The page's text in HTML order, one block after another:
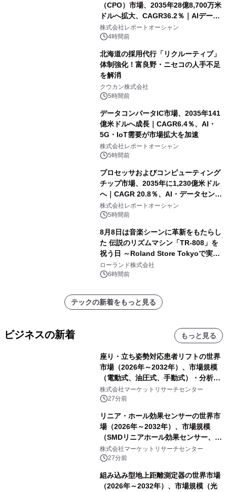
（CPO）市場、2035年28億8,700万米
ドルへ拡大、CAGR36.2％｜AIデータ
センター・高速光通信需要が成長を加
速
株式会社レポートオーシャン
4時間前
北海道の採用代行「リクルーティブ」
体制強化！富良野・ニセコの人手不足
を解消
クウカン株式会社
5時間前
データコンバータIC市場、2035年141
億米ドルへ成長｜CAGR6.4％、AI・
5G・IoT需要が市場拡大を加速
株式会社レポートオーシャン
5時間前
プロセッサおよびコンピューティング
チップ市場、2035年に1,230億米ドル
へ｜CAGR 20.8％、AI・データセンタ
ー需要が成長を牽引
株式会社レポートオーシャン
5時間前
8月8日は音楽シーンに革新をもたらし
た 伝説のリズムマシン「TR-808」を
祝う日 ～Roland Store Tokyoで実機
を展示しての 記念キャンペーンを開
催 英国ラジオ「NTS」の 特別プログ
アーティストを フィーチャーしたアニ
メーションを公開～
ローランド株式会社
6時間前
テックの新着をもっと見る
ビジネスの新着 もっと見る
座り・立ち姿勢対応患者リフトの世界
市場（2026年～2032年）、市場規模
（電動式、油圧式、手動式）・分析レ
ポートを発表
株式会社マーケットリサーチセンター
27分前
リニア・ホール効果センサーの世界市
場（2026年～2032年）、市場規模
（SMDリニアホール効果センサー、
THTリニアホール効果センサー）・分
析レポートを発表
株式会社マーケットリサーチセンター
27分前
組み込み型地上距離測定器の世界市場
（2026年～2032年）、市場規模（光